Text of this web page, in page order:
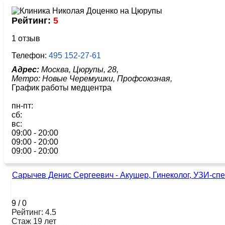
Рейтинг: 5
1 отзыв
Телефон: 495 152-27-61
Адрес: Москва, Цюрупы, 28,
Метро: Новые Черемушки, Профсоюзная,
График работы медцентра
пн-пт:
сб:
вс:
09:00 - 20:00
09:00 - 20:00
09:00 - 20:00
Сарычев Денис Сергеевич - Акушер, Гинеколог, УЗИ-
9 /0
Рейтинг: 4.5
Стаж 19 лет